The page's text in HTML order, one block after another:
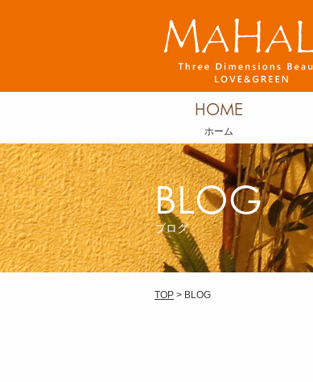
HOME
ホーム
BLOG
ブログ
TOP > BLOG